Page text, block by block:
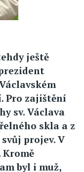
ještě
Pro zajištění
sv. Václava
skla a z
projev. V
Kromě
byl i muž,